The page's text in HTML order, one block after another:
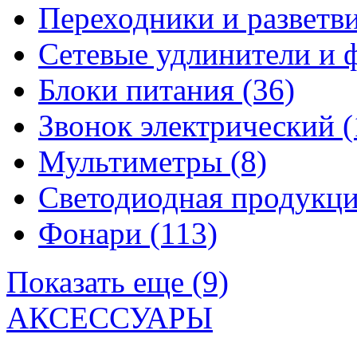
Переходники и
Сетевые удлинители и
Блоки питания (36)
Звонок электрический
Мультиметры (8)
Светодиодная
Фонари (113)
Показать еще (9)
АКСЕССУАРЫ